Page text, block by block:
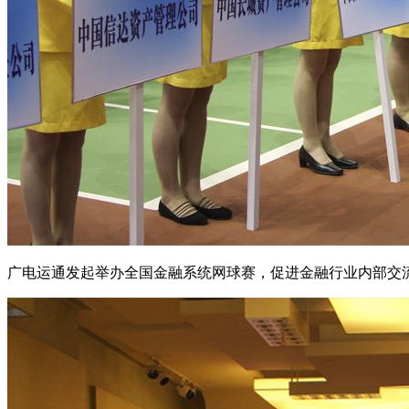
广电运通发起举办全国金融系统网球赛，促进金融行业内部交